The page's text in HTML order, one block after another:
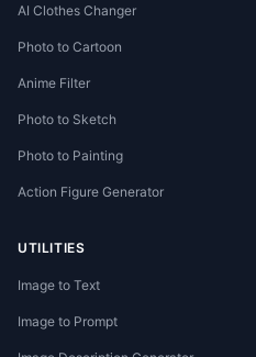
AI Clothes Changer
Photo to Cartoon
Anime Filter
Photo to Sketch
Photo to Painting
Action Figure Generator
UTILITIES
Image to Text
Image to Prompt